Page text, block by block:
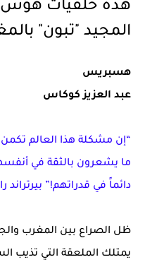
هذه خلفيات هوس
المجيد "تبون"
هسبريس
عبد العزيز كوكاس
“إن مشكلة هذا العالم
ما يشعرون بالثقة في
دائماً في قدراتهم!” بيرتراند
ظل الصراع بين المغرب
يمتلك الملعقة التي تذيب